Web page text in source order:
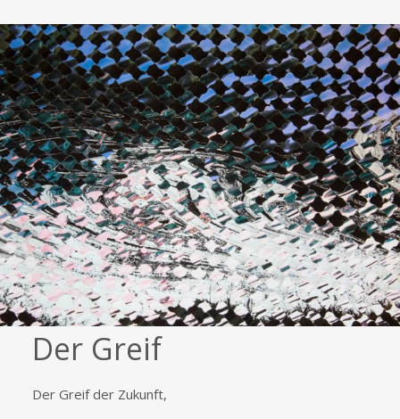
Der Greif
Der Greif der Zukunft,